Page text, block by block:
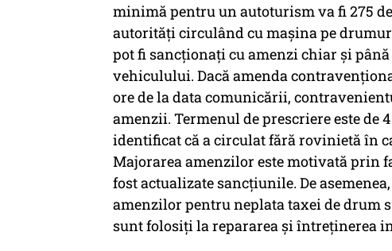
minimă pentru un autoturism va fi 275
autorități circulând cu mașina pe
pot fi sancționați cu amenzi chiar şi
vehiculului. Dacă amenda
ore de la data comunicării,
amenzii. Termenul de prescriere este
identificat că a circulat fără rovinietă în
Majorarea amenzilor este motivată prin
fost actualizate sancțiunile. De
amenzilor pentru neplata taxei de drum
sunt folosiți la repararea și întreținerea